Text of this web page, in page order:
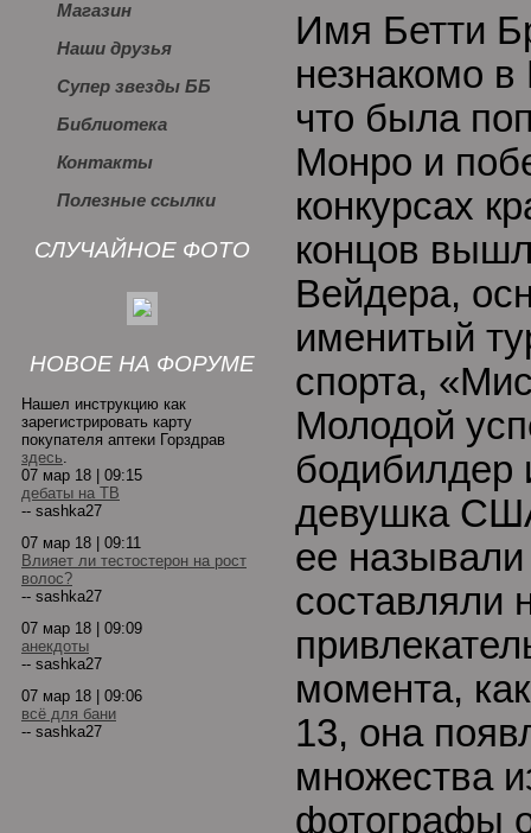
Магазин
Наши друзья
Супер звезды ББ
Библиотека
Контакты
Полезные ссылки
СЛУЧАЙНОЕ ФОТО
НОВОЕ НА ФОРУМЕ
Нашел инструкцию как
зарегистрировать карту
покупателя аптеки Горздрав
здесь.
07 мар 18 | 09:15
дебаты на ТВ
-- sashka27
07 мар 18 | 09:11
Влияет ли тестостерон на рост
волос?
-- sashka27
07 мар 18 | 09:09
анекдоты
-- sashka27
07 мар 18 | 09:06
всё для бани
-- sashka27
Имя Бетти
незнакомо
что была
Монро и
конкурсах
концов
Вейдера,
именитый
спорта,
Молодой
бодибилдер
девушка
ее
составляли
момента,
13, она
множества
фотографы